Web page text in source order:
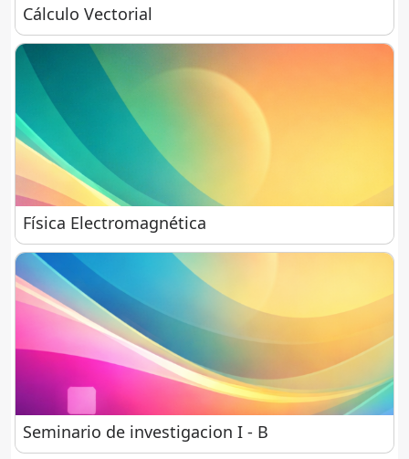
Cálculo Vectorial
Cálculo Vectorial
Física Electromagnética
Física Electromagnética
Seminario de investigacion I - B
Seminario de investigacion I - B